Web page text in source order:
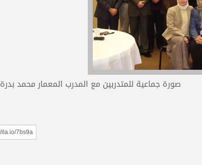
صورة جماعية للمتدربين مع المدرب المعمار محمد بدرة